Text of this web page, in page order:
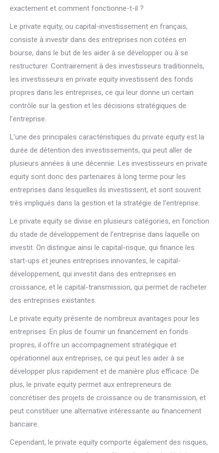
exactement et comment fonctionne-t-il ?
Le private equity, ou capital-investissement en français,
consiste à investir dans des entreprises non cotées en
bourse, dans le but de les aider à se développer ou à se
restructurer. Contrairement à des investisseurs traditionnels,
les investisseurs en private equity investissent des fonds
propres dans les entreprises, ce qui leur donne un certain
contrôle sur la gestion et les décisions stratégiques de
l’entreprise.
L’une des principales caractéristiques du private equity est la
durée de détention des investissements, qui peut aller de
plusieurs années à une décennie. Les investisseurs en private
equity sont donc des partenaires à long terme pour les
entreprises dans lesquelles ils investissent, et sont souvent
très impliqués dans la gestion et la stratégie de l’entreprise.
Le private equity se divise en plusieurs catégories, en fonction
du stade de développement de l’entreprise dans laquelle on
investit. On distingue ainsi le capital-risque, qui finance les
start-ups et jeunes entreprises innovantes, le capital-
développement, qui investit dans des entreprises en
croissance, et le capital-transmission, qui permet de racheter
des entreprises existantes.
Le private equity présente de nombreux avantages pour les
entreprises. En plus de fournir un financement en fonds
propres, il offre un accompagnement stratégique et
opérationnel aux entreprises, ce qui peut les aider à se
développer plus rapidement et de manière plus efficace. De
plus, le private equity permet aux entrepreneurs de
concrétiser des projets de croissance ou de transmission, et
peut constituer une alternative intéressante au financement
bancaire.
Cependant, le private equity comporte également des risques,